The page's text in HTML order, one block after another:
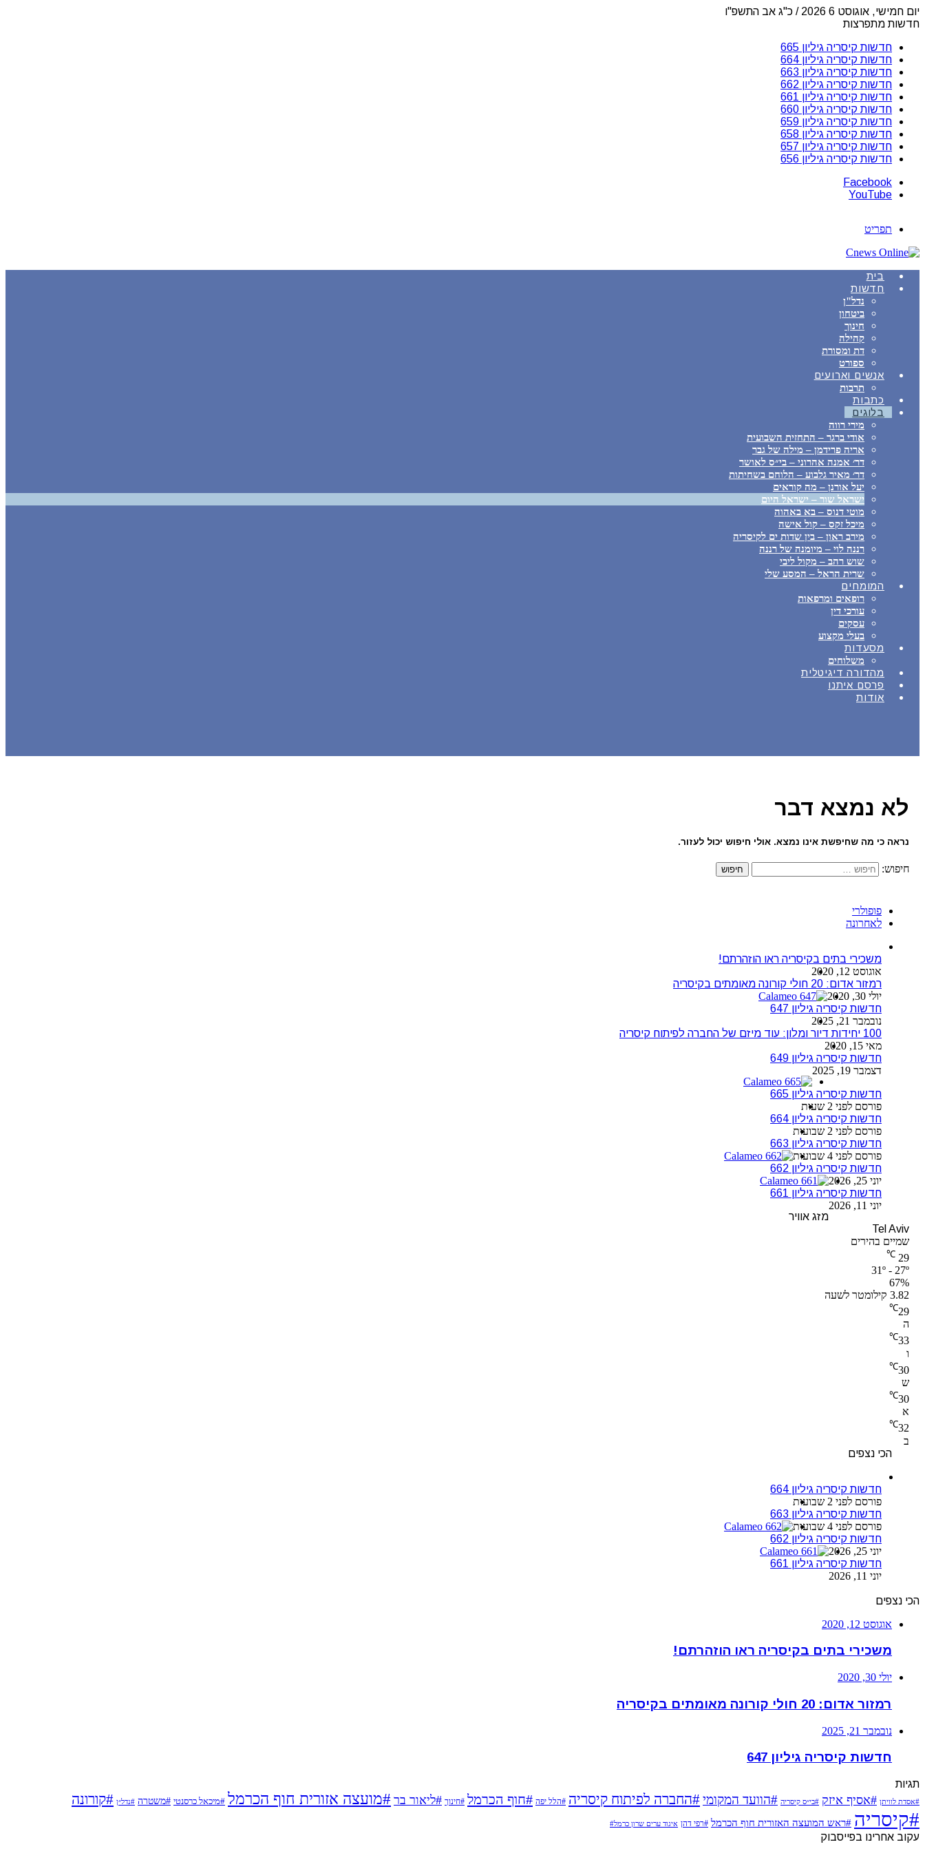
יום חמישי, אוגוסט 6 2026 / כ"ג אב התשפ"ו
חדשות מתפרצות
חדשות קיסריה גיליון 665
חדשות קיסריה גיליון 664
חדשות קיסריה גיליון 663
חדשות קיסריה גיליון 662
חדשות קיסריה גיליון 661
חדשות קיסריה גיליון 660
חדשות קיסריה גיליון 659
חדשות קיסריה גיליון 658
חדשות קיסריה גיליון 657
חדשות קיסריה גיליון 656
Facebook
YouTube
תפריט
בית
חדשות
נדל"ן
ביטחון
חינוך
קהילה
דת ומסורת
ספורט
אנשים וארועים
תרבות
כתבות
בלוגים
מירי רווה
אודי ברגר – התחזית השבועית
אריה פרידמן – מילה של גבר
דר׳ אמנה אהרוני – בי״ס לאושר
דר׳ מאיר גלבוע – הלוחם בשחיתות
יעל אורנן – מה קוראים
ישראל שור – ישראל היום
מוטי דנוס – בא באהוה
מיכל זקס – קול אישה
מירב ראון – בין שדות ים לקיסריה
רננה לוי – מיומנה של רננה
שוש רהב – מקול ליבי
שרית הראל – המסע שלי
המומחים
רופאים ומרפאות
עורכי דין
עסקים
בעלי מקצוע
מסעדות
משלוחים
מהדורה דיגיטלית
פרסם איתנו
אודות
לא נמצא דבר
נראה כי מה שחיפשת אינו נמצא. אולי חיפוש יכול לעזור.
חיפוש:
פופולרי
לאחרונה
משכירי בתים בקיסריה ראו הוזהרתם!
אוגוסט 12, 2020
רמזור אדום: 20 חולי קורונה מאומתים בקיסריה
יולי 30, 2020
חדשות קיסריה גיליון 647
נובמבר 21, 2025
100 יחידות דיור ומלון: עוד מיזם של החברה לפיתוח קיסריה
מאי 15, 2020
חדשות קיסריה גיליון 649
דצמבר 19, 2025
חדשות קיסריה גיליון 665
פורסם לפני 2 שעות
חדשות קיסריה גיליון 664
פורסם לפני 2 שבועות
חדשות קיסריה גיליון 663
פורסם לפני 4 שבועות
חדשות קיסריה גיליון 662
יוני 25, 2026
חדשות קיסריה גיליון 661
יוני 11, 2026
מזג אוויר
Tel Aviv
שמיים בהירים
29
℃
31º - 27º
67%
3.82 קילומטר לשעה
29
℃
ה
33
℃
ו
30
℃
ש
30
℃
א
32
℃
ב
הכי נצפים
חדשות קיסריה גיליון 664
פורסם לפני 2 שבועות
חדשות קיסריה גיליון 663
פורסם לפני 4 שבועות
חדשות קיסריה גיליון 662
יוני 25, 2026
חדשות קיסריה גיליון 661
יוני 11, 2026
הכי נצפים
אוגוסט 12, 2020
משכירי בתים בקיסריה ראו הוזהרתם!
יולי 30, 2020
רמזור אדום: 20 חולי קורונה מאומתים בקיסריה
נובמבר 21, 2025
חדשות קיסריה גיליון 647
תגיות
#אסדת לוויתן #אסיף איזק #בי״ס קיסריה #הוועד המקומי#החברה לפיתוח קיסריה #הלל יפה #חוף הכרמל #חינוך #ליאור בר #מועצה אזורית חוף הכרמל #מיכאל כרסנטי #משטרה #נדל״ן #קורונה
#קיסריה #ראש המועצה האזורית חוף הכרמל #רפי דהן איגוד ערים שרון כרמל#
עקוב אחרינו בפייסבוק